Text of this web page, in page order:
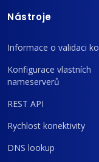
Nástroje
Informace o validaci
Konfigurace vlastních
nameserverů
REST API
Rychlost konektivity
DNS lookup